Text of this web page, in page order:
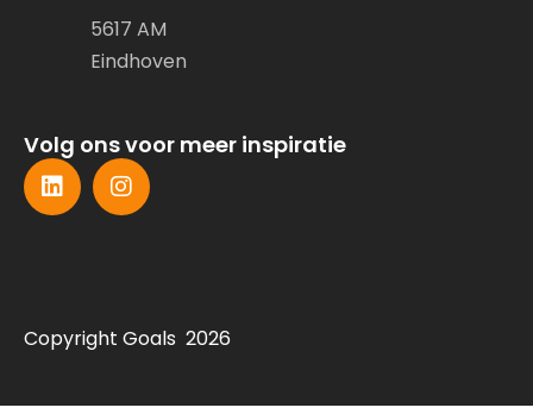
5617 AM
Eindhoven
Volg ons voor meer inspiratie
Copyright Goals 2026